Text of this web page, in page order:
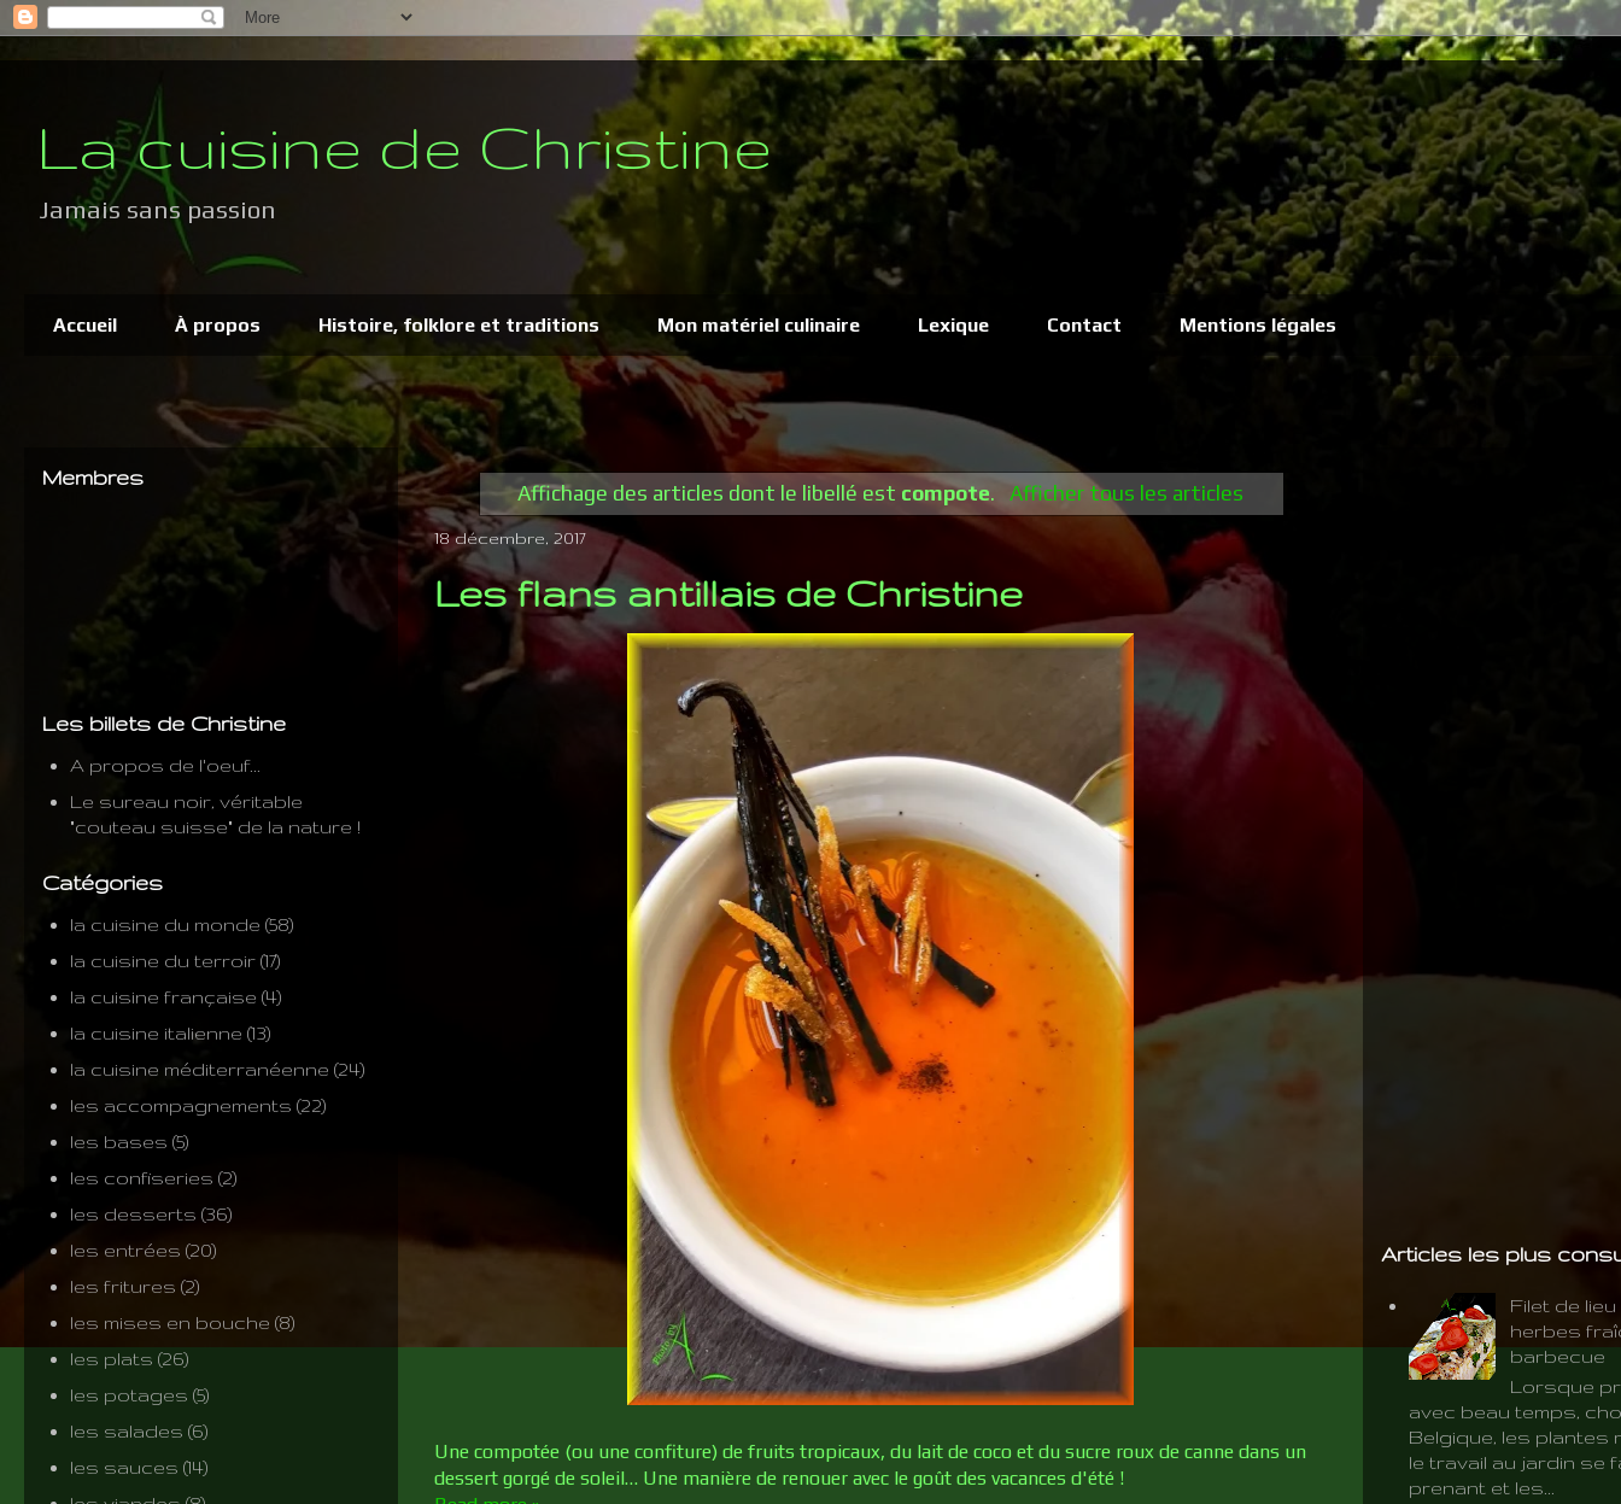
La cuisine de Christine
Jamais sans passion
Accueil À propos Histoire, folklore et traditions Mon matériel culinaire Lexique Contact Mentions légales
Affichage des articles dont le libellé est compote. Afficher tous les articles
18 décembre, 2017
Les flans antillais de Christine
Une compotée (ou une confiture) de fruits tropicaux, du lait de coco et du sucre roux de canne dans un
dessert gorgé de soleil… Une manière de renouer avec le goût des vacances d'été !
Membres
Les billets de Christine
A propos de l'oeuf...
Le sureau noir, véritable
"couteau suisse" de la nature !
Catégories
la cuisine du monde (58)
la cuisine du terroir (17)
la cuisine française (4)
la cuisine italienne (13)
la cuisine méditerranéenne (24)
les accompagnements (22)
les bases (5)
les confiseries (2)
les desserts (36)
les entrées (20)
les fritures (2)
les mises en bouche (8)
les plats (26)
les potages (5)
les salades (6)
les sauces (14)
Articles les plus
Filet de
herbes
barbecue
Lorsque
avec beau temps,
Belgique, les plantes
le travail au jardin se
prenant et les...